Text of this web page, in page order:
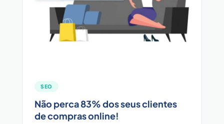
SEO
Não perca 83% dos seus clientes
de compras online!